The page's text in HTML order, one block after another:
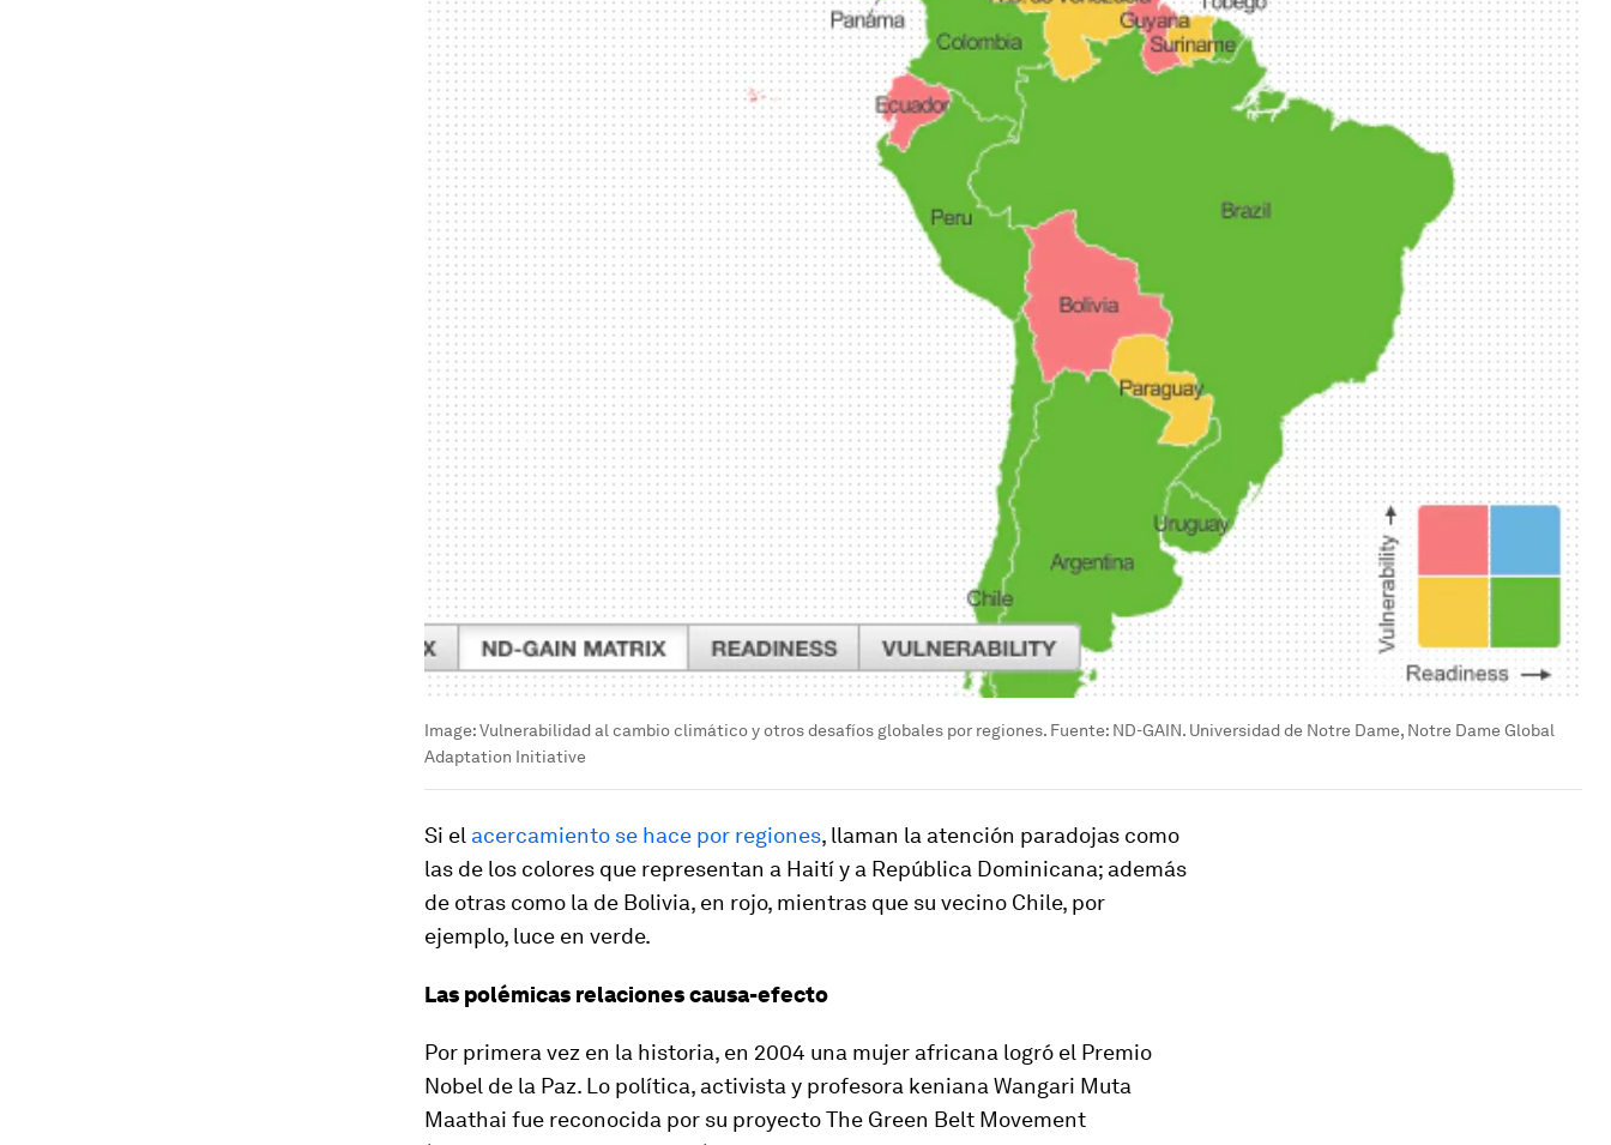
Image:Vulnerabilidad al cambio climático y otros desafíos globales por regiones. Fuente: ND-GAIN. Universidad de Notre Dame, Notre Dame Global
Adaptation Initiative
Si el acercamiento se hace por regiones, llaman la atención paradojas como
las de los colores que representan a Haití y a República Dominicana; además
de otras como la de Bolivia, en rojo, mientras que su vecino Chile, por
ejemplo, luce en verde.
Las polémicas relaciones causa-efecto
Por primera vez en la historia, en 2004 una mujer africana logró el Premio
Nobel de la Paz. Lo política, activista y profesora keniana Wangari Muta
Maathai fue reconocida por su proyectoThe Green Belt Movement